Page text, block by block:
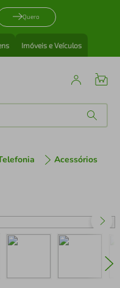
Quero
Imóveis e Veículos
Acessórios